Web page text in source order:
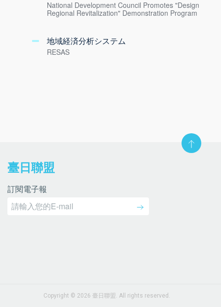
National Development Council Promotes "Design
Regional Revitalization" Demonstration Program
地域経済分析システム
RESAS
臺日聯盟
訂閱電子報
Copyright © 2026 臺日聯盟. All rights reserved.